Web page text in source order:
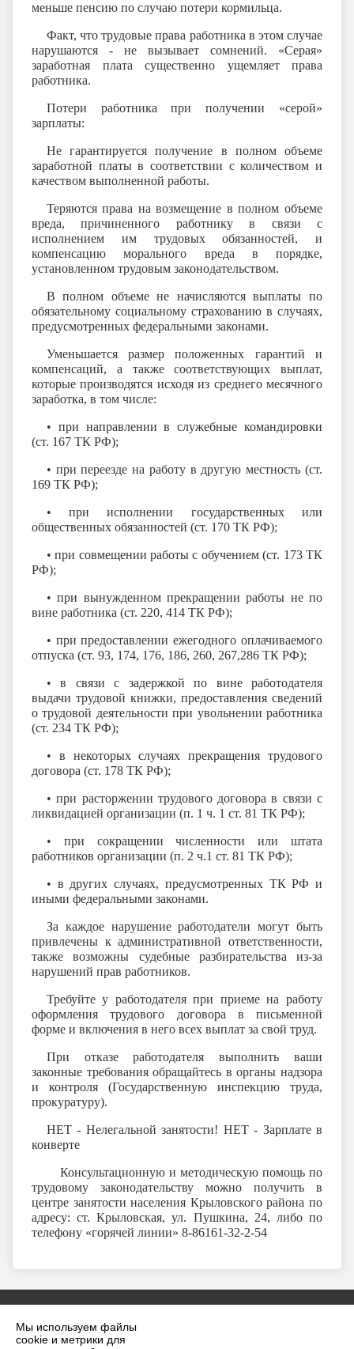
Мы используем файлы
cookie и метрики для
меньше пенсию по случаю потери кормильца.
Факт, что трудовые права работника в этом случае
нарушаются - не вызывает сомнений. «Серая»
заработная плата существенно ущемляет права
работника.
Потери работника при получении «серой»
зарплаты:
Не гарантируется получение в полном объеме
заработной платы в соответствии с количеством и
качеством выполненной работы.
Теряются права на возмещение в полном объеме
вреда, причиненного работнику в связи с
исполнением им трудовых обязанностей, и
компенсацию морального вреда в порядке,
установленном трудовым законодательством.
В полном объеме не начисляются выплаты по
обязательному социальному страхованию в случаях,
предусмотренных федеральными законами.
Уменьшается размер положенных гарантий и
компенсаций, а также соответствующих выплат,
которые производятся исходя из среднего месячного
заработка, в том числе:
• при направлении в служебные командировки
(ст. 167 ТК РФ);
• при переезде на работу в другую местность (ст.
169 ТК РФ);
• при исполнении государственных или
общественных обязанностей (ст. 170 ТК РФ);
• при совмещении работы с обучением (ст. 173 ТК
РФ);
• при вынужденном прекращении работы не по
вине работника (ст. 220, 414 ТК РФ);
• при предоставлении ежегодного оплачиваемого
отпуска (ст. 93, 174, 176, 186, 260, 267,286 ТК РФ);
• в связи с задержкой по вине работодателя
выдачи трудовой книжки, предоставления сведений
о трудовой деятельности при увольнении работника
(ст. 234 ТК РФ);
• в некоторых случаях прекращения трудового
договора (ст. 178 ТК РФ);
• при расторжении трудового договора в связи с
ликвидацией организации (п. 1 ч. 1 ст. 81 ТК РФ);
• при сокращении численности или штата
работников организации (п. 2 ч.1 ст. 81 ТК РФ);
• в других случаях, предусмотренных ТК РФ и
иными федеральными законами.
За каждое нарушение работодатели могут быть
привлечены к административной ответственности,
также возможны судебные разбирательства из-за
нарушений прав работников.
Требуйте у работодателя при приеме на работу
оформления трудового договора в письменной
форме и включения в него всех выплат за свой труд.
При отказе работодателя выполнить ваши
законные требования обращайтесь в органы надзора
и контроля (Государственную инспекцию труда,
прокуратуру).
НЕТ - Нелегальной занятости! НЕТ - Зарплате в
конверте
Консультационную и методическую помощь по
трудовому законодательству можно получить в
центре занятости населения Крыловского района по
адресу: ст. Крыловская, ул. Пушкина, 24, либо по
телефону «горячей линии» 8-86161-32-2-54